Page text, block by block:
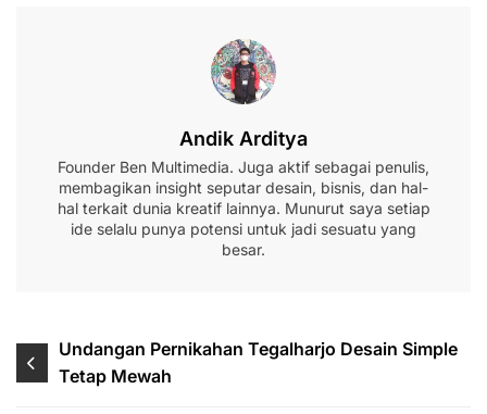
Andik Arditya
Founder Ben Multimedia. Juga aktif sebagai penulis,
membagikan insight seputar desain, bisnis, dan hal-
hal terkait dunia kreatif lainnya. Munurut saya setiap
ide selalu punya potensi untuk jadi sesuatu yang
besar.
Navigasi
pos
Undangan Pernikahan Tegalharjo Desain Simple
Tetap Mewah